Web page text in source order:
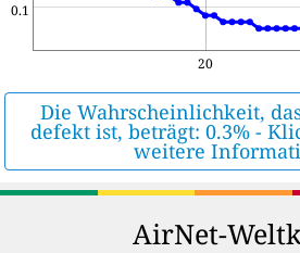
0.1
20
Die Wahrscheinlichkeit,
defekt ist, beträgt: 0.3% -
weitere
AirNet-